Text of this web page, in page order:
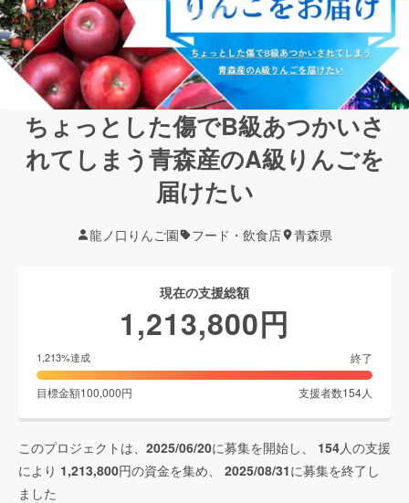
ちょっとした傷でB級あつかいさ
れてしまう青森産のA級りんごを
届けたい
龍ノ口りんご園 フード・飲食店 青森県
現在の支援総額
1,213,800円
1,213%達成 終了
目標金額100,000円 支援者数154人
このプロジェクトは、 2025/06/20に募集を開始し、 154人の支援
により 1,213,800円の資金を集め、 2025/08/31に募集を終了し
ました